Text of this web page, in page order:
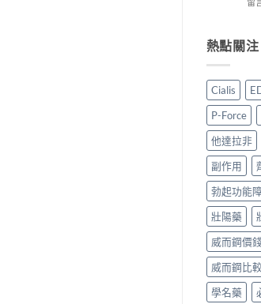
比
較〉
價
錢、
作
用
全
面
比
較
與
香
港
購
指
南
中
與
全
面
比
較
香
港
裡
買
犀
利
士
學
藥
購
買
道
價
錢
與
真
熱點關注
Cialis
P-Force
他達拉非
副作用
勃起功能
壯陽藥
威而鋼價
威而鋼比較
學名藥